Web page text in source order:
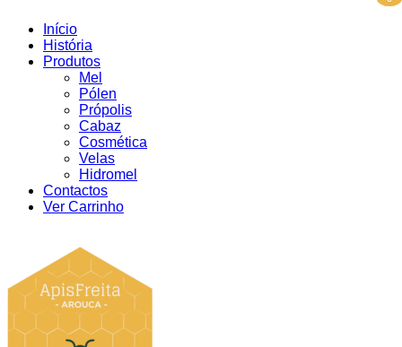
Início
História
Produtos
Mel
Pólen
Própolis
Cabaz
Cosmética
Velas
Hidromel
Contactos
Ver Carrinho